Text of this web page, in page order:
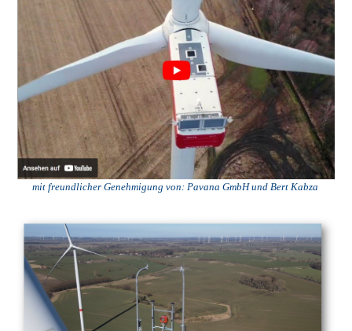
mit freundlicher Genehmigung von: Pavana GmbH und Bert Kabza